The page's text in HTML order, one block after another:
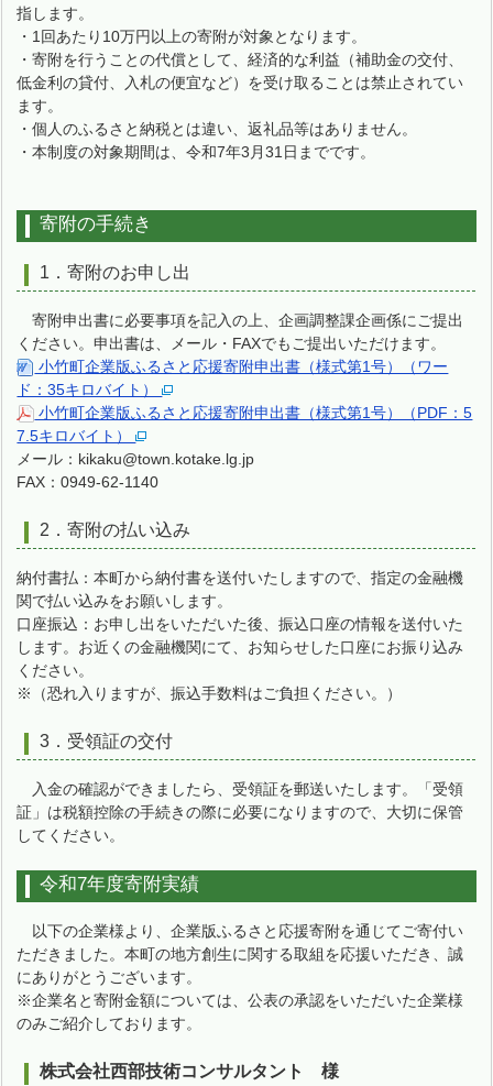
指します。
・1回あたり10万円以上の寄附が対象となります。
・寄附を行うことの代償として、経済的な利益（補助金の交付、
低金利の貸付、入札の便宜など）を受け取ることは禁止されてい
ます。
・個人のふるさと納税とは違い、返礼品等はありません。
・本制度の対象期間は、令和7年3月31日までです。
寄附の手続き
1．寄附のお申し出
寄附申出書に必要事項を記入の上、企画調整課企画係にご提出
ください。申出書は、メール・FAXでもご提出いただけます。
小竹町企業版ふるさと応援寄附申出書（様式第1号）（ワー
ド：35キロバイト）
小竹町企業版ふるさと応援寄附申出書（様式第1号）（PDF：5
7.5キロバイト）
メール：kikaku@town.kotake.lg.jp
FAX：0949-62-1140
2．寄附の払い込み
納付書払：本町から納付書を送付いたしますので、指定の金融機
関で払い込みをお願いします。
口座振込：お申し出をいただいた後、振込口座の情報を送付いた
します。お近くの金融機関にて、お知らせした口座にお振り込み
ください。
※（恐れ入りますが、振込手数料はご負担ください。）
3．受領証の交付
入金の確認ができましたら、受領証を郵送いたします。「受領
証」は税額控除の手続きの際に必要になりますので、大切に保管
してください。
令和7年度寄附実績
以下の企業様より、企業版ふるさと応援寄附を通じてご寄付い
ただきました。本町の地方創生に関する取組を応援いただき、誠
にありがとうございます。
※企業名と寄附金額については、公表の承認をいただいた企業様
のみご紹介しております。
株式会社西部技術コンサルタント 様